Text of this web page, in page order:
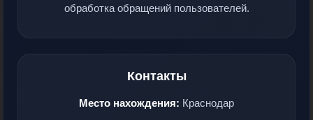
обработка обращений пользователей.
Контакты
Место нахождения: Краснодар